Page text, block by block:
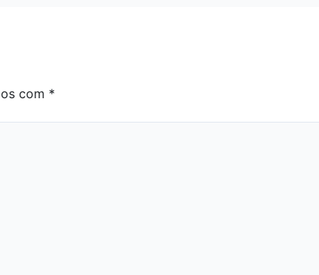
com *